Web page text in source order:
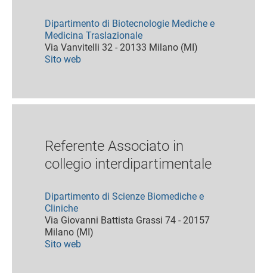
Dipartimento di Biotecnologie Mediche e
Medicina Traslazionale
Via Vanvitelli 32 - 20133 Milano (MI)
Sito web
Referente Associato in
collegio interdipartimentale
Dipartimento di Scienze Biomediche e
Cliniche
Via Giovanni Battista Grassi 74 - 20157
Milano (MI)
Sito web